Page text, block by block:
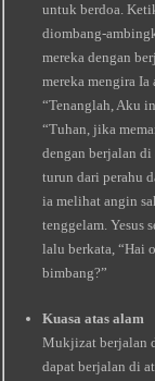
untuk berdoa.
diombang-
mereka dengan
mereka mengira Ia
“Tenanglah, Aku
“Tuhan, jika
dengan berjalan di
turun dari perahu
ia melihat angin
tenggelam. Yesus
lalu berkata, “Hai
bimbang?”
Kuasa atas alam
Mukjizat berjalan
dapat berjalan di